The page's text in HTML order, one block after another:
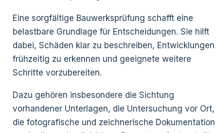
Eine sorgfältige Bauwerksprüfung schafft eine
belastbare Grundlage für Entscheidungen. Sie hilft
dabei, Schäden klar zu beschreiben, Entwicklungen
frühzeitig zu erkennen und geeignete weitere
Schritte vorzubereiten.
Dazu gehören insbesondere die Sichtung
vorhandener Unterlagen, die Untersuchung vor Ort,
die fotografische und zeichnerische Dokumentation